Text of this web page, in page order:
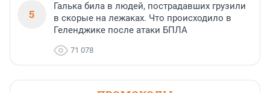
5
Галька била в людей, пострадавших грузили
в скорые на лежаках. Что происходило в
Геленджике после атаки БПЛА
71 078